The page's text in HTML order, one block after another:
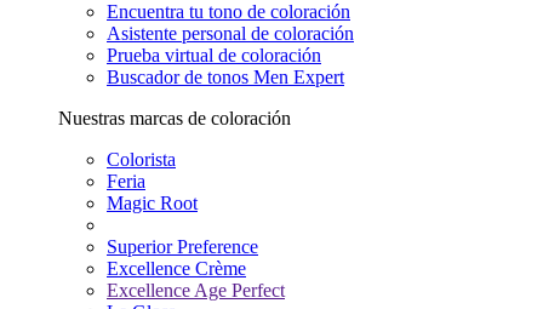
Encuentra tu tono de coloración
Asistente personal de coloración
Prueba virtual de coloración
Buscador de tonos Men Expert
Nuestras marcas de coloración
Colorista
Feria
Magic Root
Superior Preference
Excellence Crème
Excellence Age Perfect